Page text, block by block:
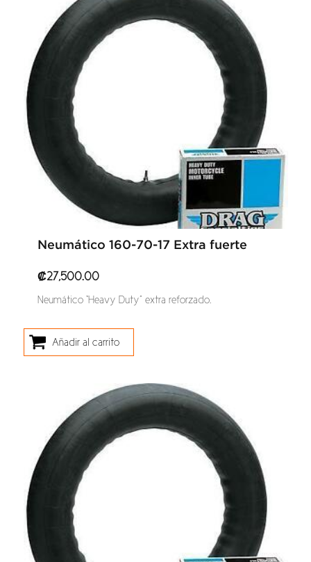
Neumático 160-70-17 Extra fuerte
₡27,500.00
Neumático “Heavy Duty” extra reforzado.
Añadir al carrito